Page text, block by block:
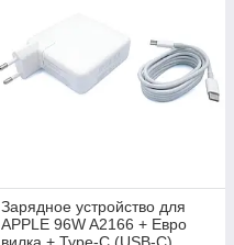
Зарядное устройство для
APPLE 96W A2166 + Евро